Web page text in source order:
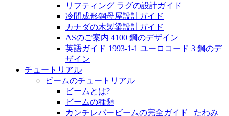
リフティング ラグの設計ガイド
冷間成形鋼母屋設計ガイド
カナダの木製梁設計ガイド
ASのご案内 4100 鋼のデザイン
英語ガイド 1993-1-1 ユーロコード 3 鋼のデ
ザイン
チュートリアル
ビームのチュートリアル
ビームとは?
ビームの種類
カンチレバービームの完全ガイド | たわみ